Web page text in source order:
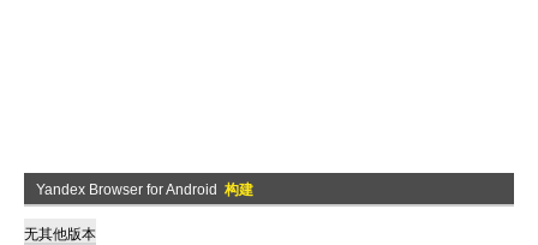
Yandex Browser for Android 构建
无其他版本